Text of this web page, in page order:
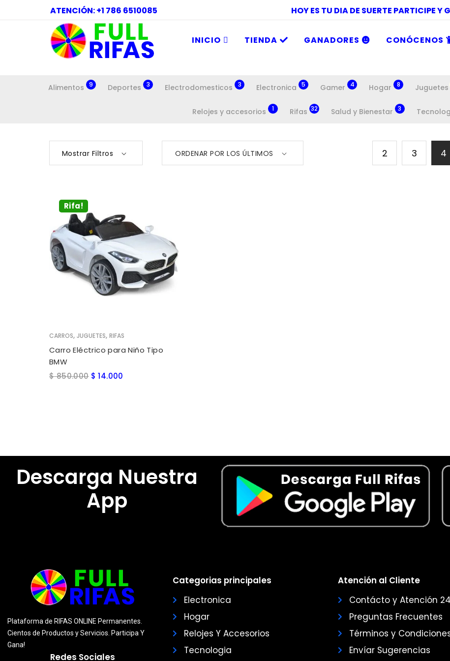
ATENCIÓN: +1 786 6510085 HOY ES TU DIA DE SUERTE PARTICIPE Y
INICIO TIENDA GANADORES CONÓCENOS
Alimentos 9 Deportes 3 Electrodomesticos 3 Electronica 5 Gamer 4 Hogar 8 Juguetes
Relojes y accesorios 1 Rifas 32 Salud y Bienestar 3
Mostrar Filtros ORDENAR POR LOS ÚLTIMOS 2 3 4
Rifa!
CARROS, JUGUETES, RIFAS
Carro Eléctrico para Niño Tipo
BMW
$850.000 $ 14.000
Descarga Nuestra
App
Plataforma de RIFAS ONLINE Permanentes.
Cientos de Productos y Servicios. Participa Y
Gana!
Redes Sociales
Categorias principales
Electronica
Hogar
Relojes Y Accesorios
Tecnologia
Atención al Cliente
Contácto y Atención
Preguntas Frecuentes
Términos y
Envíar Sugerencias